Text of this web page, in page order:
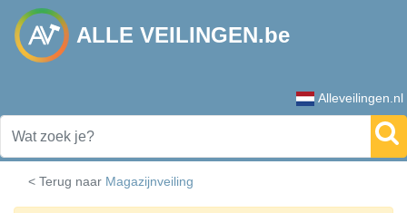
ALLE VEILINGEN.be
Alleveilingen.nl
< Terug naar Magazijnveiling